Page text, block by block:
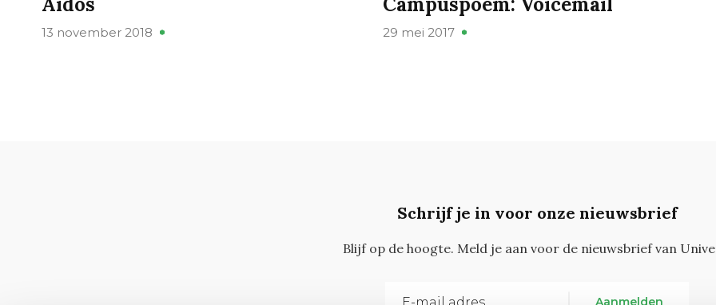
13 november 2018 29 mei 2017
Schrijf je in voor onze nieuwsbrief
Blijf op de hoogte. Meld je aan voor de nieuwsbrief van
Aanmelden